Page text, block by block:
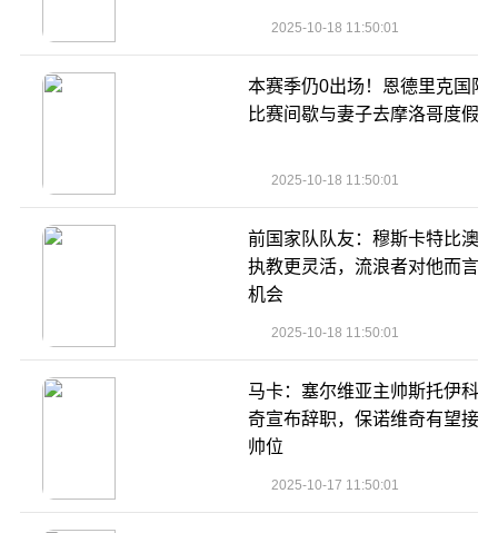
2025-10-18 11:50:01
本赛季仍0出场！恩德里克国际
比赛间歇与妻子去摩洛哥度假️
2025-10-18 11:50:01
前国家队队友：穆斯卡特比澳波
执教更灵活，流浪者对他而言是
机会
2025-10-18 11:50:01
马卡：塞尔维亚主帅斯托伊科维
奇宣布辞职，保诺维奇有望接任
帅位
2025-10-17 11:50:01